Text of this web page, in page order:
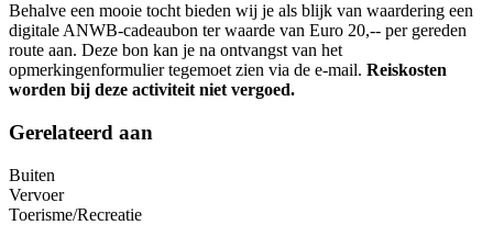
Behalve een mooie tocht bieden wij je als blijk van waardering een
digitale ANWB-cadeaubon ter waarde van Euro 20,-- per gereden
route aan. Deze bon kan je na ontvangst van het
opmerkingenformulier tegemoet zien via de e-mail. Reiskosten
worden bij deze activiteit niet vergoed.
Gerelateerd aan
Buiten
Vervoer
Toerisme/Recreatie